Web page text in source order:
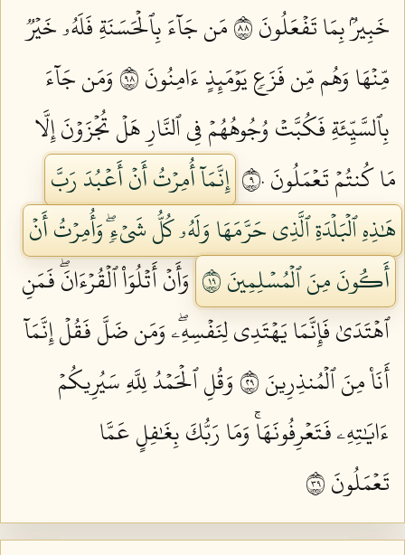
خَبِيرُۢ بِمَا تَفۡعَلُونَ ٨٨
مَن جَآءَ بِٱلۡحَسَنَةِ فَلَهُۥ خَيۡرٞ
مِّنۡهَا وَهُم مِّن فَزَعٖ يَوۡمَئِذٍ ءَامِنُونَ ٨٩
وَمَن جَآءَ
بِٱلسَّيِّئَةِ فَكُبَّتۡ وُجُوهُهُمۡ فِي ٱلنَّارِ هَلۡ تُجۡزَوۡنَ إِلَّا
مَا كُنتُمۡ تَعۡمَلُونَ ٩٠
إِنَّمَآ أُمِرۡتُ أَنۡ أَعۡبُدَ رَبَّ
هَٰذِهِ ٱلۡبَلۡدَةِ ٱلَّذِي حَرَّمَهَا وَلَهُۥ كُلُّ شَيۡءٖۖ وَأُمِرۡتُ أَنۡ
أَكُونَ مِنَ ٱلۡمُسۡلِمِينَ ٩١
وَأَنۡ أَتۡلُوَاْ ٱلۡقُرۡءَانَۖ فَمَنِ
ٱهۡتَدَىٰ فَإِنَّمَا يَهۡتَدِي لِنَفۡسِهِۦۖ وَمَن ضَلَّ فَقُلۡ إِنَّمَآ
أَنَا۠ مِنَ ٱلۡمُنذِرِينَ ٩٢
وَقُلِ ٱلۡحَمۡدُ لِلَّهِ سَيُرِيكُمۡ
ءَايَٰتِهِۦ فَتَعۡرِفُونَهَاۚ وَمَا رَبُّكَ بِغَٰفِلٍ عَمَّا
تَعۡمَلُونَ ٩٣